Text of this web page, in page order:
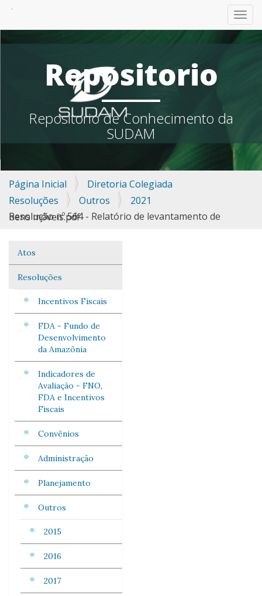
Repositorio
Repositorio de Conhecimento da
SUDAM
Página Inicial
Diretoria Colegiada
Resoluções
Outros
2021
Resolução nº 564 - Relatório de levantamento de bens móveis.pdf
Navegação
Atos
Resoluções
Incentivos Fiscais
FDA - Fundo de
Desenvolvimento
da Amazônia
Indicadores de
Avaliação - FNO,
FDA e Incentivos
Fiscais
Convênios
Administração
Planejamento
Outros
2015
2016
2017